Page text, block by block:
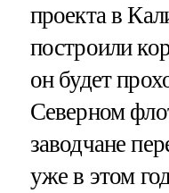
проекта в
построили
он будет
Северном
заводчане
уже в этом